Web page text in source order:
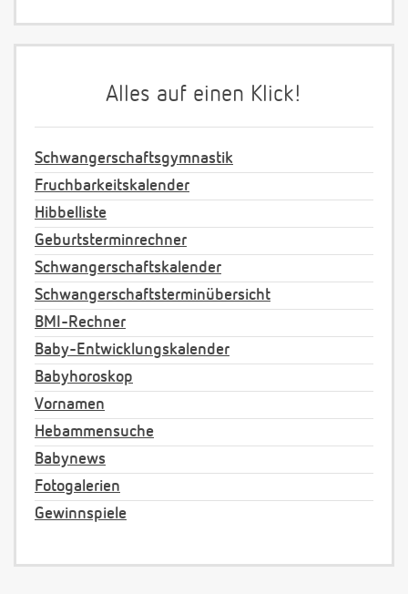
Alles auf einen Klick!
Schwangerschaftsgymnastik
Fruchbarkeitskalender
Hibbelliste
Geburtsterminrechner
Schwangerschaftskalender
Schwangerschaftsterminübersicht
BMI-Rechner
Baby-Entwicklungskalender
Babyhoroskop
Vornamen
Hebammensuche
Babynews
Fotogalerien
Gewinnspiele